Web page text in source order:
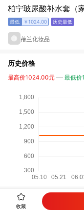
柏宁玻尿酸补水套（
￥1024.00
蓓兰化妆品
历史价格
最高价1024.00元 最低
详细参数
收藏